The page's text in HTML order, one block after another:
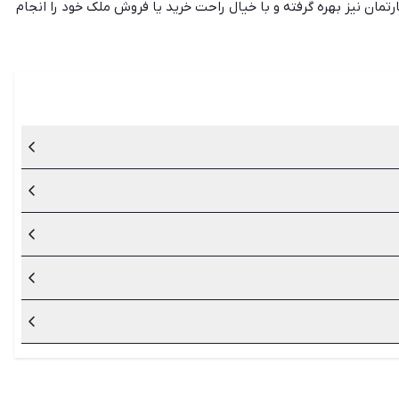
نیز بهره گرفته و با خیال راحت خرید یا فروش ملک خود را انجام
شده است.
هستند و در دادگاه می‌توان به آن‌ها استناد نمود.
از هر گونه مشکلی باید پیگیر سلسله قولنامه‌های ملک